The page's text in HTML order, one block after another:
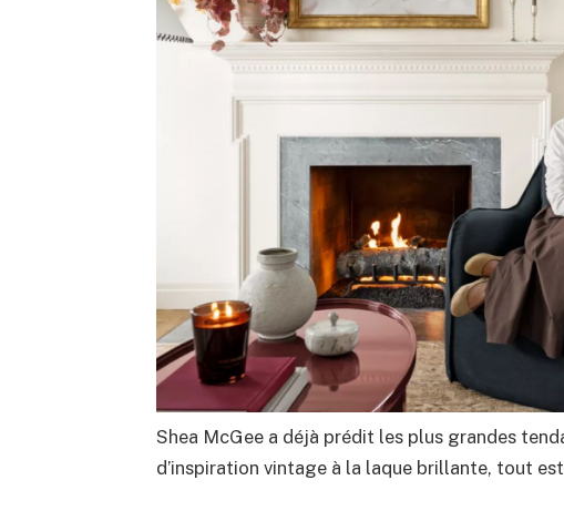
Shea McGee a déjà prédit les plus grandes
d’inspiration vintage à la laque brillante, tout